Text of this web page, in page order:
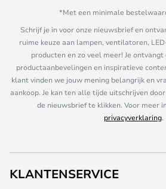
*Met een minimale
Schrijf je in voor onze nieuwsbrief en
ruime keuze aan lampen, ventilatoren,
producten en zo veel meer! Je
productaanbevelingen en inspiratieve
klant vinden we jouw mening belangrijk en
aankoop. Je kan ten alle tijde uitschrijven
de nieuwsbrief te klikken. Voor meer
privacyverklaring.
KLANTENSERVICE